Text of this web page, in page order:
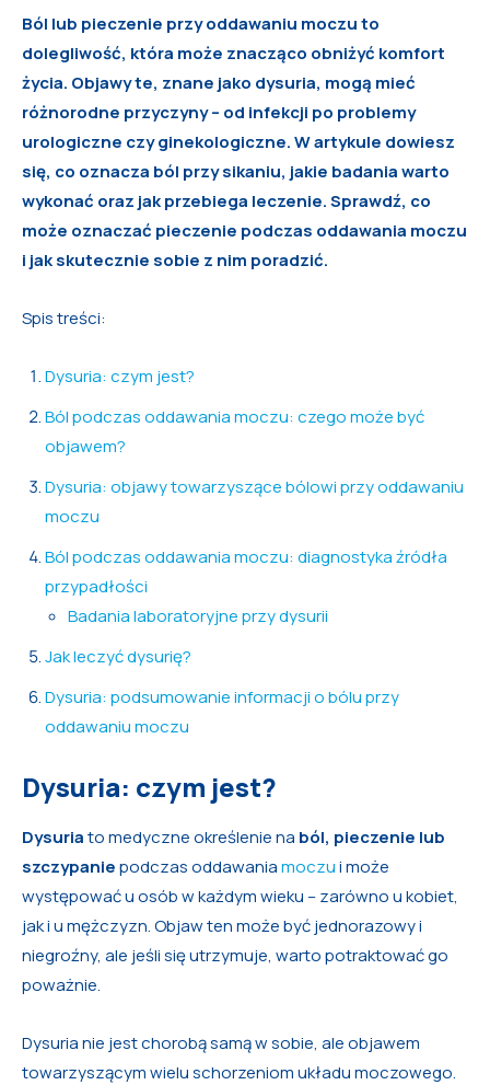
Ból lub pieczenie przy oddawaniu moczu to
dolegliwość, która może znacząco obniżyć komfort
życia. Objawy te, znane jako dysuria, mogą mieć
różnorodne przyczyny – od infekcji po problemy
urologiczne czy ginekologiczne. W artykule dowiesz
się, co oznacza ból przy sikaniu, jakie badania warto
wykonać oraz jak przebiega leczenie. Sprawdź, co
może oznaczać pieczenie podczas oddawania moczu
i jak skutecznie sobie z nim poradzić.
Spis treści:
Dysuria: czym jest?
Ból podczas oddawania moczu: czego może być
objawem?
Dysuria: objawy towarzyszące bólowi przy oddawaniu
moczu
Ból podczas oddawania moczu: diagnostyka źródła
przypadłości
Badania laboratoryjne przy dysurii
Jak leczyć dysurię?
Dysuria: podsumowanie informacji o bólu przy
oddawaniu moczu
Dysuria: czym jest?
Dysuriato medyczne określenie na ból, pieczenie lub
szczypaniepodczas oddawaniamoczui może
występować u osób w każdym wieku – zarówno u kobiet,
jak i u mężczyzn. Objaw ten może być jednorazowy i
niegroźny, ale jeśli się utrzymuje, warto potraktować go
poważnie.
Dysuria nie jest chorobą samą w sobie, ale objawem
towarzyszącym wielu schorzeniom układu moczowego.